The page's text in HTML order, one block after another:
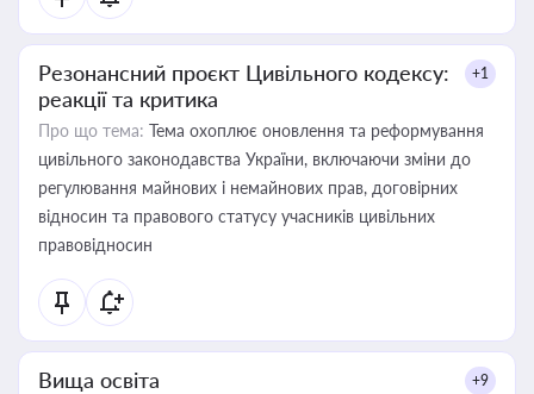
Резонансний проєкт Цивільного кодексу:
реакції та критика
+1
Про що тема: Тема охоплює оновлення та реформування
цивільного законодавства України, включаючи зміни до
регулювання майнових і немайнових прав, договірних
відносин та правового статусу учасників цивільних
правовідносин
Вища освіта +9